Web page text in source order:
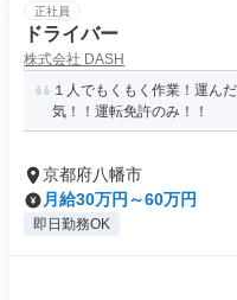
正社員
ドライバー
株式会社 DASH
１人でもくもく作業！運ん
気！！運転免許のみ！！
京都府八幡市
月給30万円～60万円
即日勤務OK